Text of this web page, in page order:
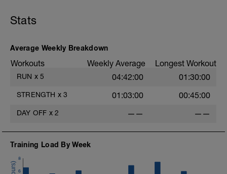
Stats
Average Weekly Breakdown
Workouts Weekly Average Longest Workout
RUN x 5 04:42:00 01:30:00
STRENGTH x 3 01:03:00 00:45:00
DAY OFF x 2 —— ——
Training Load By Week
6
8